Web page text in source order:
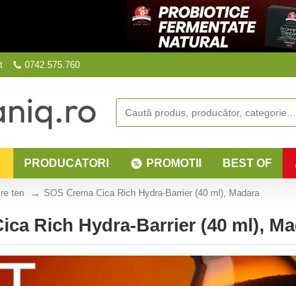
0742.575.760
PRODUCATORI PROMOTII BEST OF
ten SOS Crema Cica Rich Hydra-Barrier (40 ml), Madara
Rich Hydra-Barrier (40 ml),